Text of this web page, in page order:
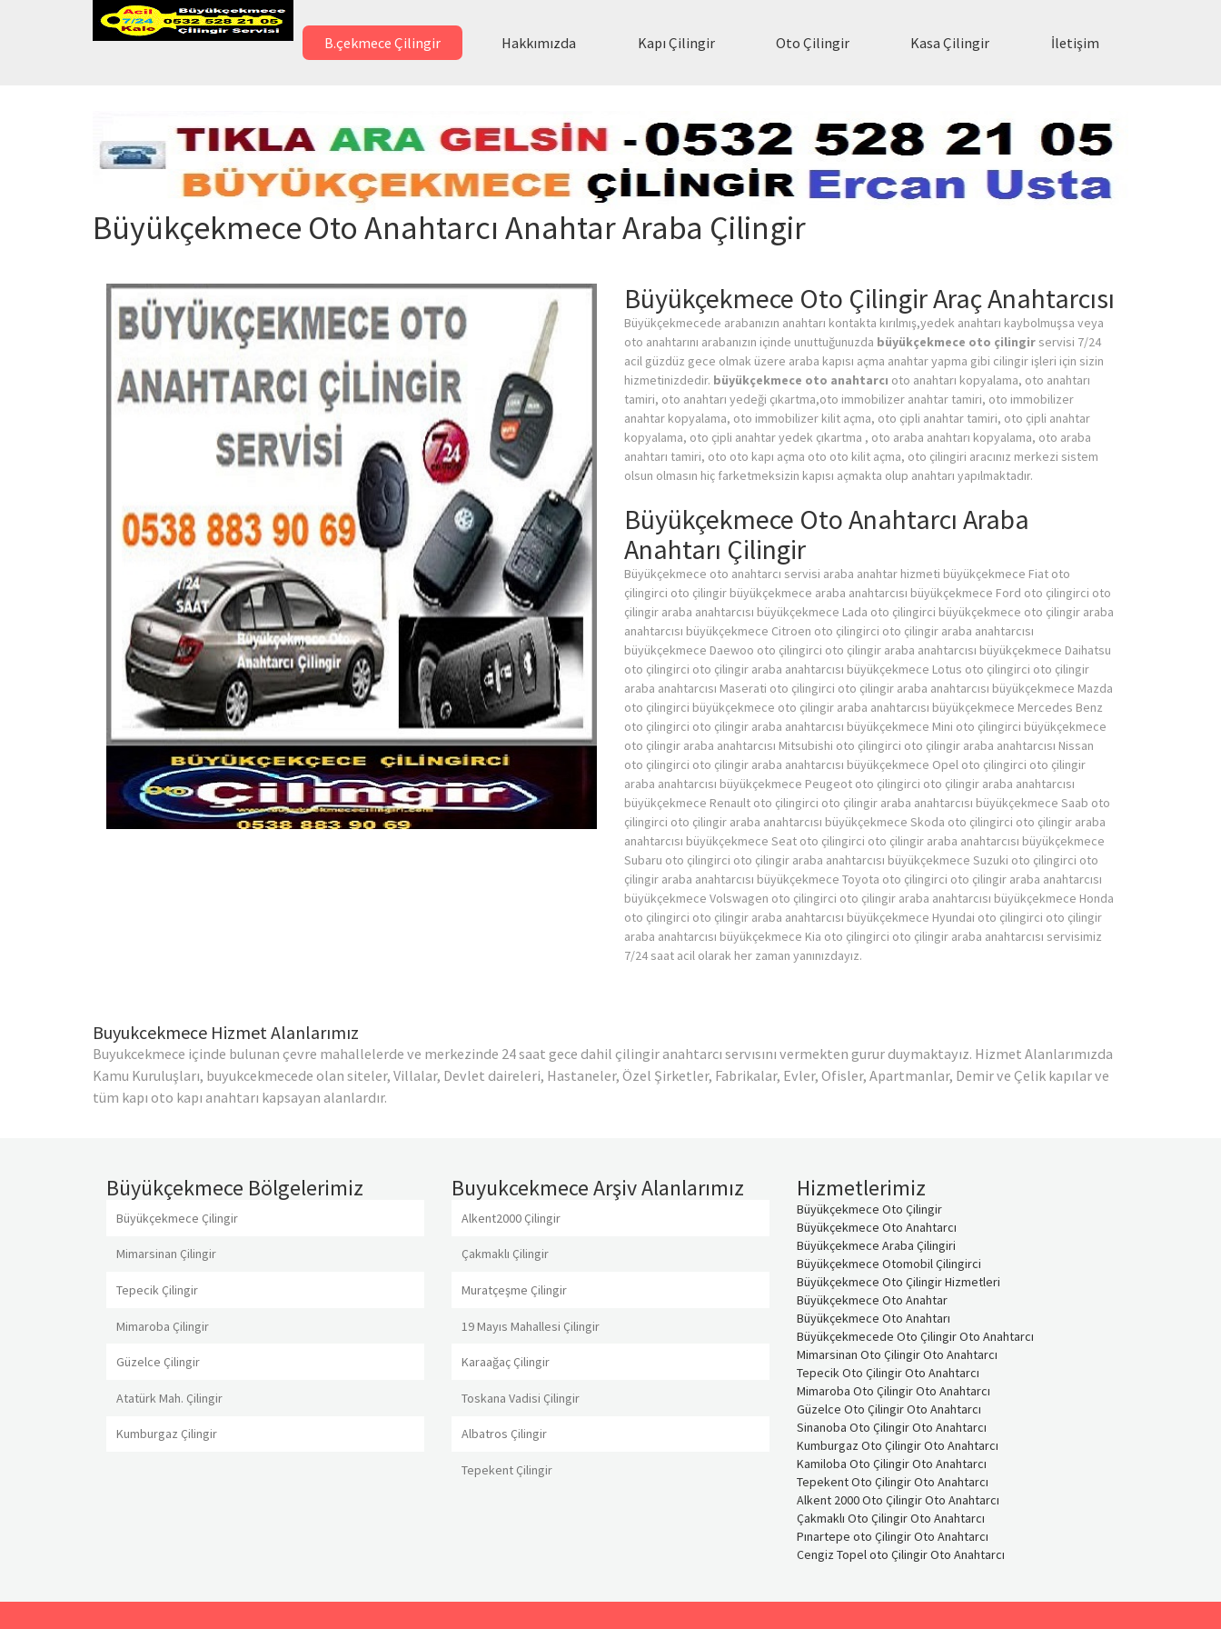
B.çekmece Çilingir Hakkımızda Kapı Çilingir Oto Çilingir Kasa Çilingir İletişim
Büyükçekmece Oto Anahtarcı Anahtar Araba Çilingir
Büyükçekmece Oto Çilingir Araç Anahtarcısı
Büyükçekmecede arabanızın anahtarı kontakta kırılmış,yedek anahtarı kaybolmuşsa veya
oto anahtarını arabanızın içinde unuttuğunuzda büyükçekmece oto çilingir servisi 7/24
acil güzdüz gece olmak üzere araba kapısı açma anahtar yapma gibi cilingir işleri için sizin
hizmetinizdedir. büyükçekmece oto anahtarcı oto anahtarı kopyalama, oto anahtarı
tamiri, oto anahtarı yedeği çıkartma,oto immobilizer anahtar tamiri, oto immobilizer
anahtar kopyalama, oto immobilizer kilit açma, oto çipli anahtar tamiri, oto çipli anahtar
kopyalama, oto çipli anahtar yedek çıkartma , oto araba anahtarı kopyalama, oto araba
anahtarı tamiri, oto oto kapı açma oto oto kilit açma, oto çilingiri aracınız merkezi sistem
olsun olmasın hiç farketmeksizin kapısı açmakta olup anahtarı yapılmaktadır.
Büyükçekmece Oto Anahtarcı Araba
Anahtarı Çilingir
Büyükçekmece oto anahtarcı servisi araba anahtar hizmeti büyükçekmece Fiat oto
çilingirci oto çilingir büyükçekmece araba anahtarcısı büyükçekmece Ford oto çilingirci oto
çilingir araba anahtarcısı büyükçekmece Lada oto çilingirci büyükçekmece oto çilingir araba
anahtarcısı büyükçekmece Citroen oto çilingirci oto çilingir araba anahtarcısı
büyükçekmece Daewoo oto çilingirci oto çilingir araba anahtarcısı büyükçekmece Daihatsu
oto çilingirci oto çilingir araba anahtarcısı büyükçekmece Lotus oto çilingirci oto çilingir
araba anahtarcısı Maserati oto çilingirci oto çilingir araba anahtarcısı büyükçekmece Mazda
oto çilingirci büyükçekmece oto çilingir araba anahtarcısı büyükçekmece Mercedes Benz
oto çilingirci oto çilingir araba anahtarcısı büyükçekmece Mini oto çilingirci büyükçekmece
oto çilingir araba anahtarcısı Mitsubishi oto çilingirci oto çilingir araba anahtarcısı Nissan
oto çilingirci oto çilingir araba anahtarcısı büyükçekmece Opel oto çilingirci oto çilingir
araba anahtarcısı büyükçekmece Peugeot oto çilingirci oto çilingir araba anahtarcısı
büyükçekmece Renault oto çilingirci oto çilingir araba anahtarcısı büyükçekmece Saab oto
çilingirci oto çilingir araba anahtarcısı büyükçekmece Skoda oto çilingirci oto çilingir araba
anahtarcısı büyükçekmece Seat oto çilingirci oto çilingir araba anahtarcısı büyükçekmece
Subaru oto çilingirci oto çilingir araba anahtarcısı büyükçekmece Suzuki oto çilingirci oto
çilingir araba anahtarcısı büyükçekmece Toyota oto çilingirci oto çilingir araba anahtarcısı
büyükçekmece Volswagen oto çilingirci oto çilingir araba anahtarcısı büyükçekmece Honda
oto çilingirci oto çilingir araba anahtarcısı büyükçekmece Hyundai oto çilingirci oto çilingir
araba anahtarcısı büyükçekmece Kia oto çilingirci oto çilingir araba anahtarcısı servisimiz
7/24 saat acil olarak her zaman yanınızdayız.
Buyukcekmece Hizmet Alanlarımız
Buyukcekmece içinde bulunan çevre mahallelerde ve merkezinde 24 saat gece dahil çilingir anahtarcı servısını vermekten gurur duymaktayız. Hizmet Alanlarımızda
Kamu Kuruluşları, buyukcekmecede olan siteler, Villalar, Devlet daireleri, Hastaneler, Özel Şirketler, Fabrikalar, Evler, Ofisler, Apartmanlar, Demir ve Çelik kapılar ve
tüm kapı oto kapı anahtarı kapsayan alanlardır.
Büyükçekmece Bölgelerimiz
Büyükçekmece Çilingir
Mimarsinan Çilingir
Tepecik Çilingir
Mimaroba Çilingir
Güzelce Çilingir
Atatürk Mah. Çilingir
Kumburgaz Çilingir
Buyukcekmece Arşiv Alanlarımız
Alkent2000 Çilingir
Çakmaklı Çilingir
Muratçeşme Çilingir
19 Mayıs Mahallesi Çilingir
Karaağaç Çilingir
Toskana Vadisi Çilingir
Albatros Çilingir
Tepekent Çilingir
Hizmetlerimiz
Büyükçekmece Oto Çilingir
Büyükçekmece Oto Anahtarcı
Büyükçekmece Araba Çilingiri
Büyükçekmece Otomobil Çilingirci
Büyükçekmece Oto Çilingir Hizmetleri
Büyükçekmece Oto Anahtar
Büyükçekmece Oto Anahtarı
Büyükçekmecede Oto Çilingir Oto Anahtarcı
Mimarsinan Oto Çilingir Oto Anahtarcı
Tepecik Oto Çilingir Oto Anahtarcı
Mimaroba Oto Çilingir Oto Anahtarcı
Güzelce Oto Çilingir Oto Anahtarcı
Sinanoba Oto Çilingir Oto Anahtarcı
Kumburgaz Oto Çilingir Oto Anahtarcı
Kamiloba Oto Çilingir Oto Anahtarcı
Tepekent Oto Çilingir Oto Anahtarcı
Alkent 2000 Oto Çilingir Oto Anahtarcı
Çakmaklı Oto Çilingir Oto Anahtarcı
Pınartepe oto Çilingir Oto Anahtarcı
Cengiz Topel oto Çilingir Oto Anahtarcı